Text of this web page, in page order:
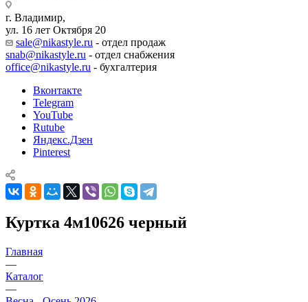
г. Владимир,
ул. 16 лет Октября 20
sale@nikastyle.ru - отдел продаж
snab@nikastyle.ru - отдел снабжения
office@nikastyle.ru - бухгалтерия
Вконтакте
Telegram
YouTube
Rutube
Яндекс.Дзен
Pinterest
Куртка 4м10626 черный
Главная
—
Каталог
—